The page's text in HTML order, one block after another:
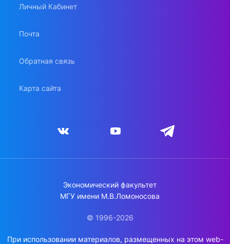
Личный Кабинет
Почта
Обратная связь
Карта сайта
Экономический факультет
МГУ имени М.В.Ломоносова
© 1996-2026
При использовании материалов, размещенных на этом web-